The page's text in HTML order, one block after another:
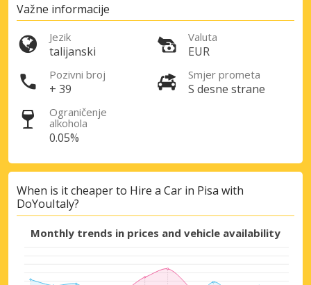
Važne informacije
Jezik
talijanski
Valuta
EUR
Pozivni broj
+ 39
Smjer prometa
S desne strane
Ograničenje
alkohola
0.05%
When is it cheaper to Hire a Car in Pisa with
DoYouItaly?
Monthly trends in prices and vehicle availability